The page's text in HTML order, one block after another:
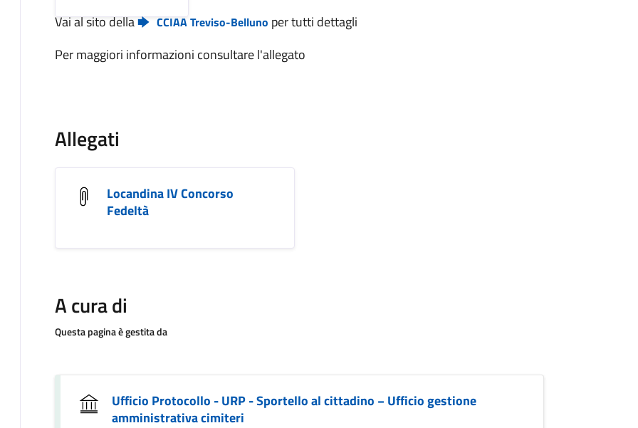
Vai al sito della
CCIAA Treviso-Belluno per tutti dettagli
Per maggiori informazioni consultare l'allegato
Allegati
Locandina IV Concorso
Fedeltà
A cura di
Questa pagina è gestita da
Ufficio Protocollo - URP - Sportello al cittadino − Ufficio gestione
amministrativa cimiteri